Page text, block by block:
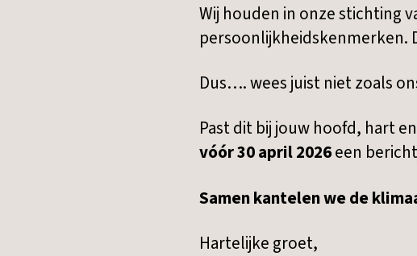
Wij houden in onze stichting
persoonlijkheidskenmerken.
Dus…. wees juist niet zoals
Past dit bij jouw hoofd, hart
vóór 30 april 2026een
Samen kantelen we de
Hartelijke groet,